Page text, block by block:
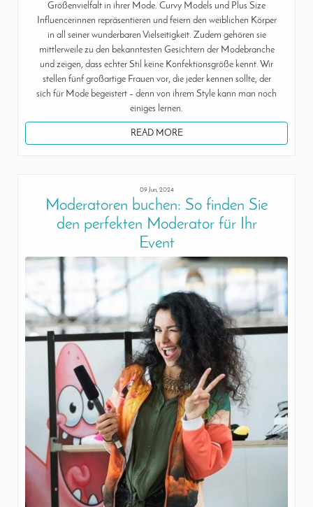
Größenvielfalt in ihrer Mode. Curvy Models und Plus Size
Influencerinnen repräsentieren und feiern den weiblichen Körper
in all seiner wunderbaren Vielseitigkeit. Zudem gehören sie
mittlerweile zu den bekanntesten Gesichtern der Modebranche
und zeigen, dass echter Stil keine Konfektionsgröße kennt. Wir
stellen fünf großartige Frauen vor, die jeder kennen sollte, der
sich für Mode begeistert – denn von ihrem Style kann man noch
einiges lernen.
READ MORE
09 Jun, 2024
Moderatoren buchen: So finden Sie
den perfekten Moderator für Ihr
Event